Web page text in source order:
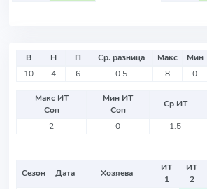
В Н П Ср. разница Макс Мин
10
4 6 0.5 8 0
Макс ИТ
Соп
Мин ИТ
Соп
Ср ИТ
2
0 1.5
Сезон Дата Хозяева
ИТ
1
ИТ
2